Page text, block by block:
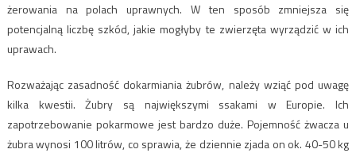
żerowania na polach uprawnych. W ten sposób zmniejsza się
potencjalną liczbę szkód, jakie mogłyby te zwierzęta wyrządzić w ich
uprawach.
Rozważając zasadność dokarmiania żubrów, należy wziąć pod uwagę
kilka kwestii. Żubry są największymi ssakami w Europie. Ich
zapotrzebowanie pokarmowe jest bardzo duże. Pojemność żwacza u
żubra wynosi 100 litrów, co sprawia, że dziennie zjada on ok. 40-50 kg